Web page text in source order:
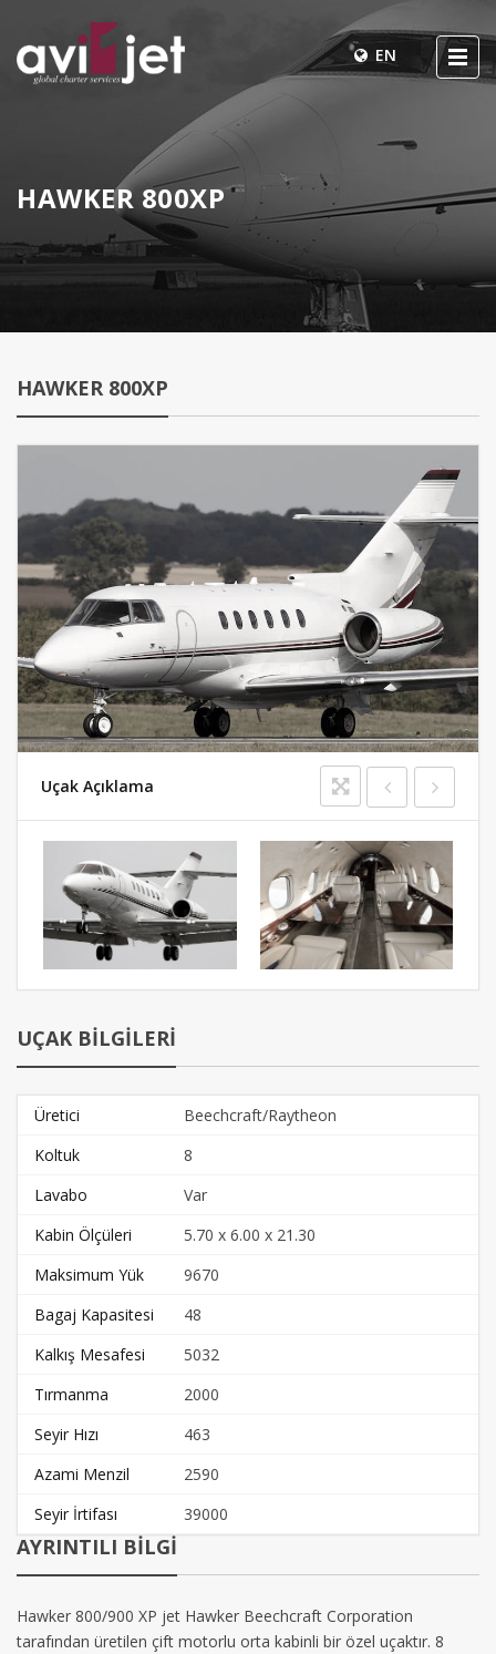
EN
HAWKER 800XP
HAWKER 800XP
Uçak Açıklama
UÇAK BİLGİLERİ
Üretici
Beechcraft/Raytheon
Koltuk
8
Lavabo
Var
Kabin Ölçüleri
5.70 x 6.00 x 21.30
Maksimum Yük
9670
Bagaj Kapasitesi
48
Kalkış Mesafesi
5032
Tırmanma
2000
Seyir Hızı
463
Azami Menzil
2590
Seyir İrtifası
39000
AYRINTILI BİLGİ
Hawker 800/900 XP jet Hawker Beechcraft Corporation
tarafından üretilen çift motorlu orta kabinli bir özel uçaktır. 8